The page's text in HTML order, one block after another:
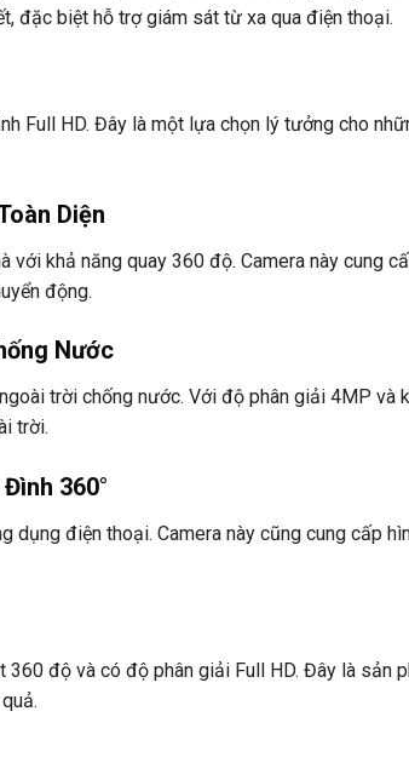
đặc biệt hỗ trợ giám sát từ xa qua điện thoại.
Full HD. Đây là một lựa chọn lý tưởng cho
Diện
khả năng quay 360 độ. Camera này cung
động.
Nước
trời chống nước. Với độ phân giải 4MP và
trời.
360°
điện thoại. Camera này cũng cung cấp
360 độ và có độ phân giải Full HD. Đây là sản